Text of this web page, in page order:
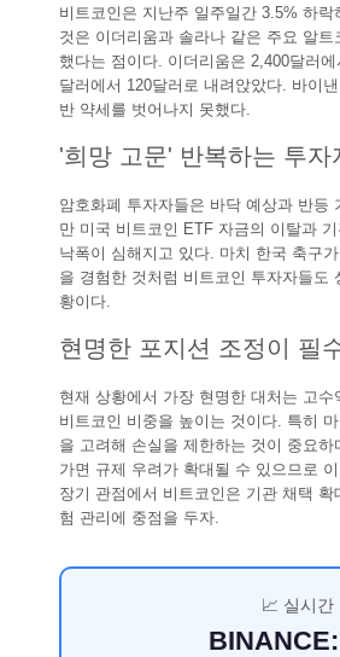
비트코인은 지난주 일주일간 3.5% 하
것은 이더리움과 솔라나 같은 주요 알
했다는 점이다. 이더리움은 2,400달러
달러에서 120달러로 내려앉았다. 바이
반 약세를 벗어나지 못했다.
'희망 고문' 반복하는 투자
암호화폐 투자자들은 바닥 예상과 반등
만 미국 비트코인 ETF 자금의 이탈과
낙폭이 심해지고 있다. 마치 한국 축구
을 경험한 것처럼 비트코인 투자자들도
황이다.
현명한 포지션 조정이 필
현재 상황에서 가장 현명한 대처는 고
비트코인 비중을 높이는 것이다. 특히
을 고려해 손실을 제한하는 것이 중요
가면 규제 우려가 확대될 수 있으므로
장기 관점에서 비트코인은 기관 채택
험 관리에 중점을 두자.
📈 실시간